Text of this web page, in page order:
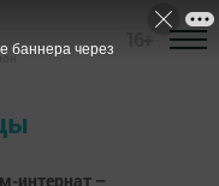
интернат –
баннера через